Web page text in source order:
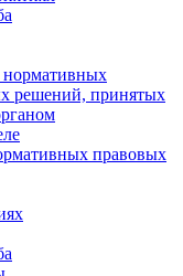
нормативных
решений, принятых
правовых